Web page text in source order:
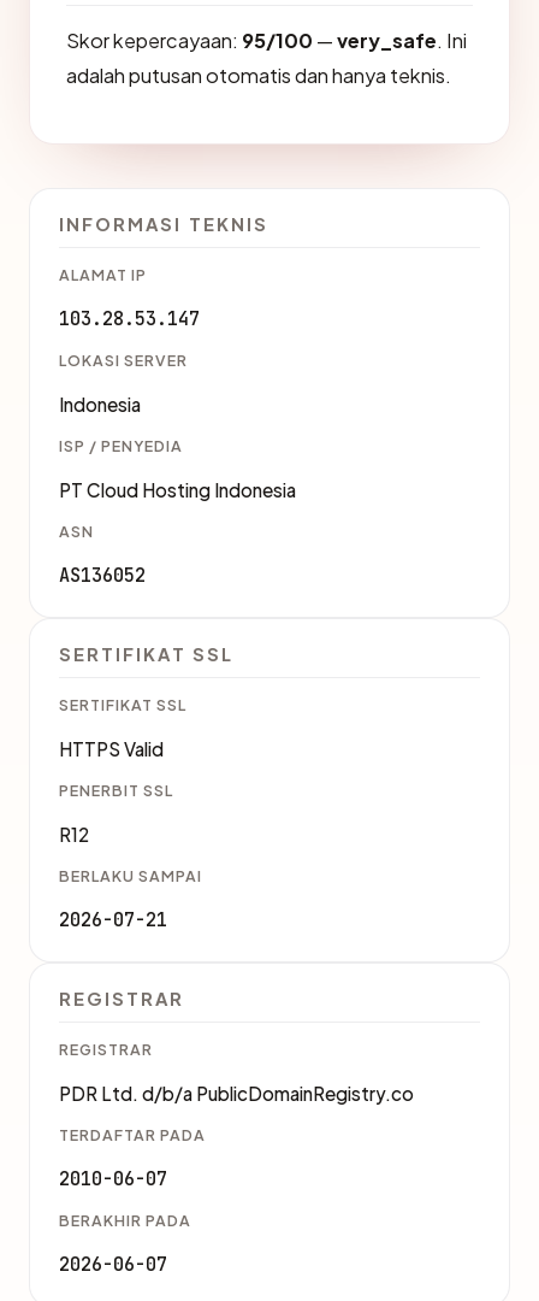
Skor kepercayaan: 95/100 —very_safe. Ini
adalah putusan otomatis dan hanya teknis.
INFORMASI TEKNIS
ALAMAT IP
103.28.53.147
LOKASI SERVER
Indonesia
ISP / PENYEDIA
PT Cloud Hosting Indonesia
ASN
AS136052
SERTIFIKAT SSL
SERTIFIKAT SSL
HTTPS Valid
PENERBIT SSL
R12
BERLAKU SAMPAI
2026-07-21
REGISTRAR
REGISTRAR
PDR Ltd. d/b/a PublicDomainRegistry.co
TERDAFTAR PADA
2010-06-07
BERAKHIR PADA
2026-06-07